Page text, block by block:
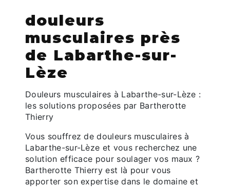
douleurs
musculaires près
de Labarthe-sur-
Lèze
Douleurs musculaires à Labarthe-sur-Lèze :
les solutions proposées par Bartherotte
Thierry
Vous souffrez de douleurs musculaires à
Labarthe-sur-Lèze et vous recherchez une
solution efficace pour soulager vos maux ?
Bartherotte Thierry est là pour vous
apporter son expertise dans le domaine et